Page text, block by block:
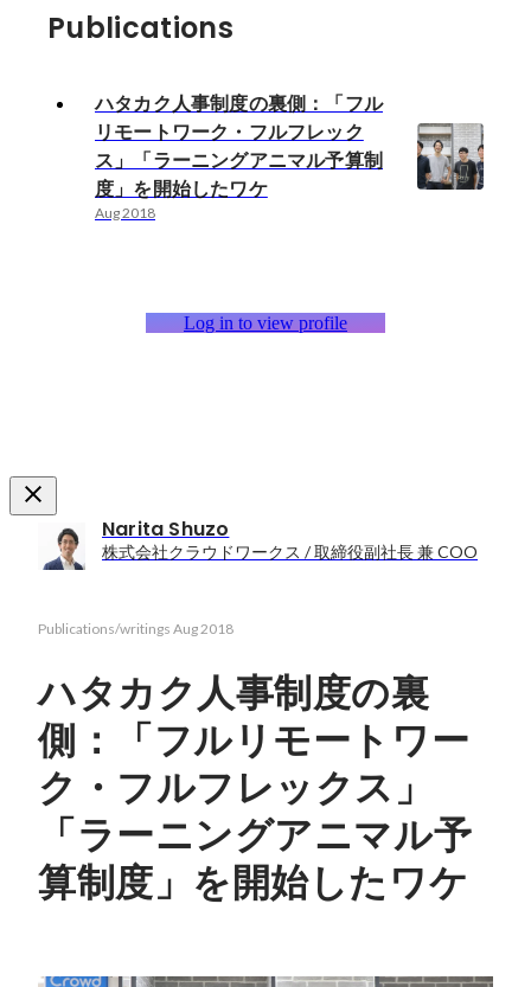
Publications
ハタカク人事制度の裏側：「フル
リモートワーク・フルフレック
ス」「ラーニングアニマル予算制
度」を開始したワケ
Aug 2018
Log in to view profile
Narita Shuzo
株式会社クラウドワークス / 取締役副社長 兼 COO
Publications/writings Aug 2018
ハタカク人事制度の裏
側：「フルリモートワー
ク・フルフレックス」
「ラーニングアニマル予
算制度」を開始したワケ